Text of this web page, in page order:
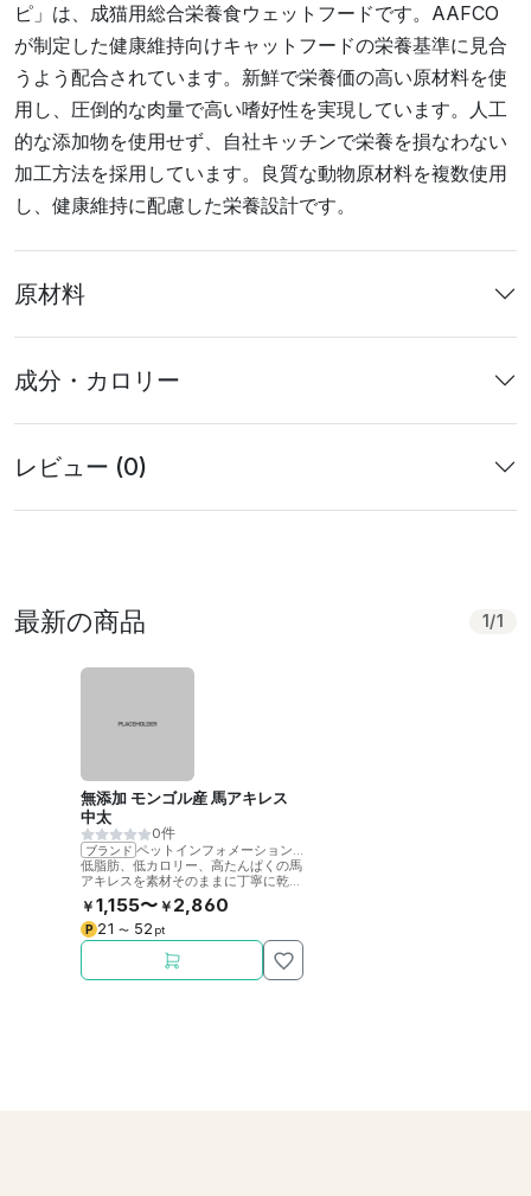
ピ」は、成猫用総合栄養食ウェットフードです。AAFCO
が制定した健康維持向けキャットフードの栄養基準に見合
うよう配合されています。新鮮で栄養価の高い原材料を使
用し、圧倒的な肉量で高い嗜好性を実現しています。人工
的な添加物を使用せず、自社キッチンで栄養を損なわない
加工方法を採用しています。良質な動物原材料を複数使用
し、健康維持に配慮した栄養設計です。
原材料
成分・カロリー
レビュー (0)
最新の商品 1/1
無添加 モンゴル産 馬アキレス
中太
0件
ブランド
ペットインフォメーションラック
低脂肪、低カロリー、高たんぱくの馬
アキレスを素材そのままに丁寧に乾燥
させました。噛むことで歯の健康をサ
ポート。
￥ 1,155〜 ￥ 2,860
P 21 〜 52 pt